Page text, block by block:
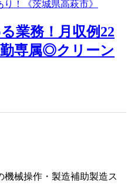
業務！月収例22
専属◎クリーン
機械操作・製造補助製造ス